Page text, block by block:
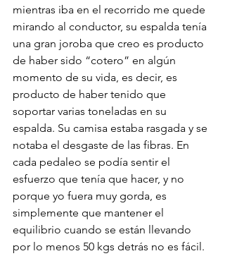
mientras iba en el recorrido me quede
mirando al conductor, su espalda tenía
una gran joroba que creo es producto
de haber sido “cotero” en algún
momento de su vida, es decir, es
producto de haber tenido que
soportar varias toneladas en su
espalda. Su camisa estaba rasgada y se
notaba el desgaste de las fibras. En
cada pedaleo se podía sentir el
esfuerzo que tenía que hacer, y no
porque yo fuera muy gorda, es
simplemente que mantener el
equilibrio cuando se están llevando
por lo menos 50 kgs detrás no es fácil.